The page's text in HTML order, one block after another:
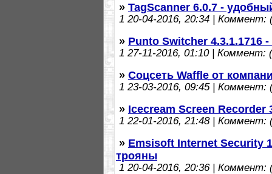
» TagScanner 6.0.7 -
1 20-04-2016, 20:34 | Коммент:
» Punto Switcher 4.3.1.1716
1 27-11-2016, 01:10 | Коммент:
» Соцсеть Waffle от
1 23-03-2016, 09:45 | Коммент:
» Icecream Screen Recorder
1 22-01-2016, 21:48 | Коммент:
» Emsisoft Internet Security
трояны
1 20-04-2016, 20:36 | Коммент: